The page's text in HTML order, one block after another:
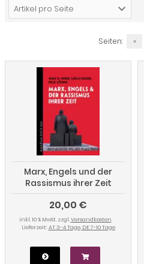
Artikel pro Seite
Seiten: «
Marx, Engels und der
Rassismus ihrer Zeit
20,00 €
inkl. 10 % MwSt. zzgl.Versandkosten
Lieferzeit: AT 3-4 Tage, DE 7-10 Tage